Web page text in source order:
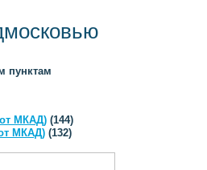
пунктам
МКАД) (144)
МКАД) (132)